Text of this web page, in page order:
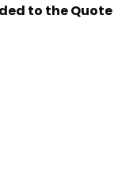
to the Quote